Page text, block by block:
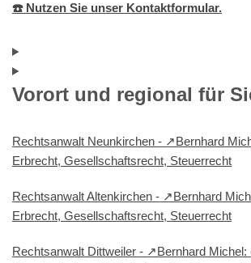
☎️ Nutzen Sie unser Kontaktformular.
Vorort und regional für
Rechtsanwalt Neunkirchen - ↗️Bernhard
Erbrecht, Gesellschaftsrecht, Steuerrecht
Rechtsanwalt Altenkirchen - ↗️Bernhard
Erbrecht, Gesellschaftsrecht, Steuerrecht
Rechtsanwalt Dittweiler - ↗️Bernhard